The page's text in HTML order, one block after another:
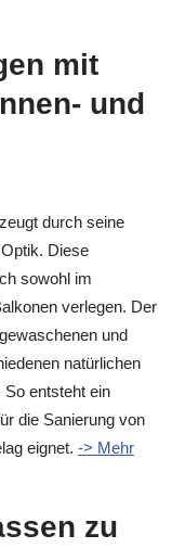
mit
und
durch seine
Diese
sowohl im
verlegen. Der
und
natürlichen
So entsteht ein
die Sanierung von
eignet. -> Mehr
zu